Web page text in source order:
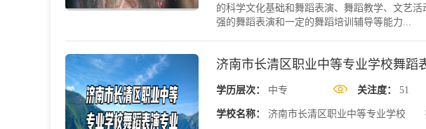
的科学文化基础和舞蹈表演、舞蹈教学、文艺
强的舞蹈表演和一定的舞蹈培训辅导等能力...
济南市长清区职业中等专业学校舞蹈
学历层次： 中专 关注度： 51
学校名称： 济南市长清区职业中等专业学校